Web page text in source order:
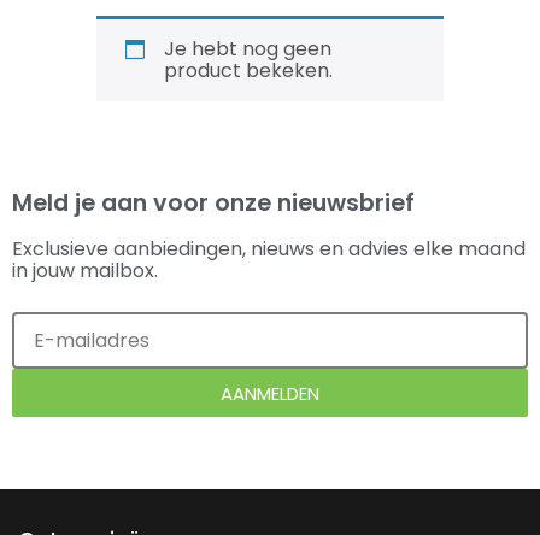
Je hebt nog geen
product bekeken.
Meld je aan voor onze nieuwsbrief
Exclusieve aanbiedingen, nieuws en advies elke maand
in jouw mailbox.
AANMELDEN